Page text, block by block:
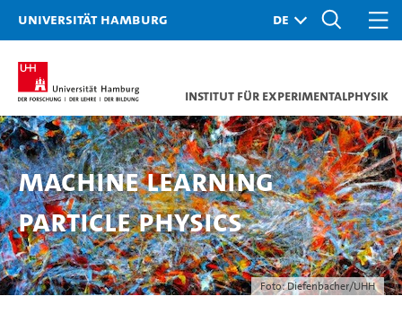
Universität Hamburg
Institut für Experimentalphysik
Foto: Diefenbacher/UHH
Machine Learning
Particle Physics